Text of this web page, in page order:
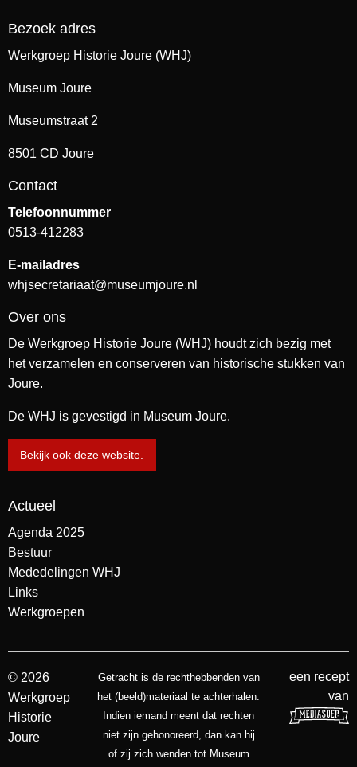
Bezoek adres
Werkgroep Historie Joure (WHJ)
Museum Joure
Museumstraat 2
8501 CD Joure
Contact
Telefoonnummer
0513-412283
E-mailadres
whjsecretariaat@museumjoure.nl
Over ons
De Werkgroep Historie Joure (WHJ) houdt zich bezig met
het verzamelen en conserveren van historische stukken van
Joure.
De WHJ is gevestigd in Museum Joure.
Bekijk ook deze website.
Actueel
Agenda 2025
Bestuur
Mededelingen WHJ
Links
Werkgroepen
© 2026
Werkgroep
Historie
Joure
Getracht is de rechthebbenden van
het (beeld)materiaal te achterhalen.
Indien iemand meent dat rechten
niet zijn gehonoreerd, dan kan hij
of zij zich wenden tot Museum
een recept
van